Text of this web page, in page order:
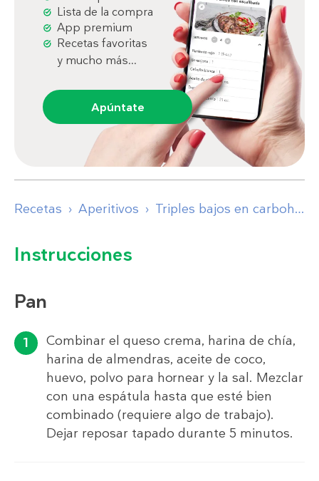
Lista de la compra
App premium
Recetas favoritas
y mucho más...
Apúntate
Recetas Aperitivos Triples bajos en carbohidratos
Instrucciones
Pan
Combinar el queso crema, harina de chía,
harina de almendras, aceite de coco,
huevo, polvo para hornear y la sal. Mezclar
con una espátula hasta que esté bien
combinado (requiere algo de trabajo).
Dejar reposar tapado durante 5 minutos.